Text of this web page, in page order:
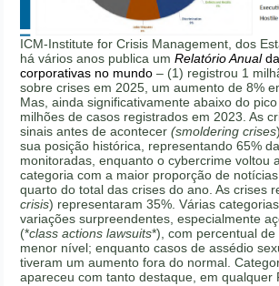
ICM-Institute for Crisis Management, dos
há vários anos publica umRelatório Anual
corporativas no mundo – (1) registrou 1
sobre crises em 2025, um aumento de 8%
Mas, ainda significativamente abaixo do
milhões de casos registrados em 2023. As
sinais antes de acontecer(smoldering crises
sua posição histórica, representando 65%
monitoradas, enquanto o cybercrime voltou
categoria com a maior proporção de
quarto do total das crises do ano. As crises
crisis) representaram 35%. Várias
variações surpreendentes, especialmente
(*class actions lawsuits*), com percentual
menor nível; enquanto casos de assédio
tiveram um aumento fora do normal.
apareceu com tanto destaque, em qualquer